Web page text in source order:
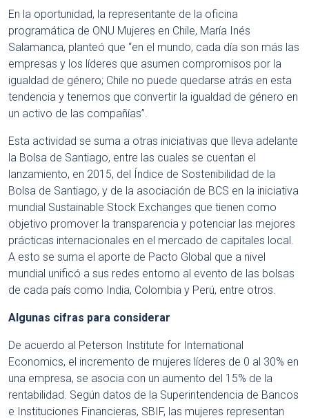
En la oportunidad, la representante de la oficina
programática de ONU Mujeres en Chile, María Inés
Salamanca, planteó que “en el mundo, cada día son más las
empresas y los líderes que asumen compromisos por la
igualdad de género; Chile no puede quedarse atrás en esta
tendencia y tenemos que convertir la igualdad de género en
un activo de las compañías”.
Esta actividad se suma a otras iniciativas que lleva adelante
la Bolsa de Santiago, entre las cuales se cuentan el
lanzamiento, en 2015, del Índice de Sostenibilidad de la
Bolsa de Santiago, y de la asociación de BCS en la iniciativa
mundial Sustainable Stock Exchanges que tienen como
objetivo promover la transparencia y potenciar las mejores
prácticas internacionales en el mercado de capitales local.
A esto se suma el aporte de Pacto Global que a nivel
mundial unificó a sus redes entorno al evento de las bolsas
de cada país como India, Colombia y Perú, entre otros.
Algunas cifras para considerar
De acuerdo al Peterson Institute for International
Economics, el incremento de mujeres líderes de 0 al 30% en
una empresa, se asocia con un aumento del 15% de la
rentabilidad. Según datos de la Superintendencia de Bancos
e Instituciones Financieras, SBIF, las mujeres representan